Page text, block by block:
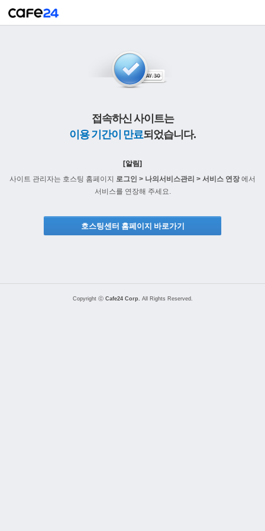
접속하신 사이트는
이용 기간이 만료되었습니다.
[알림]
사이트 관리자는 호스팅 홈페이지 로그인 > 나의서비스관리 > 서비스 연장에서
서비스를 연장해 주세요.
호스팅센터 홈페이지 바로가기
Copyright ⓒ Cafe24 Corp. All Rights Reserved.